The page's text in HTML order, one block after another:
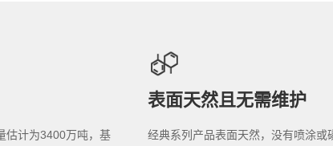
估计为3400万吨，基
表面天然且无需维护
经典系列产品表面天然，没有喷涂或